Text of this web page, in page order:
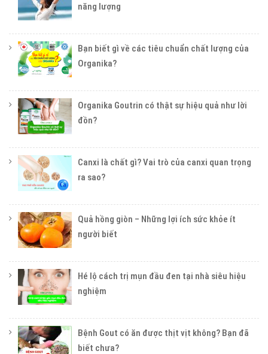
năng lượng
Bạn biết gì về các tiêu chuẩn chất lượng của
Organika?
Organika Goutrin có thật sự hiệu quả như lời
đồn?
Canxi là chất gì? Vai trò của canxi quan trọng
ra sao?
Quả hồng giòn – Những lợi ích sức khỏe ít
người biết
Hé lộ cách trị mụn đầu đen tại nhà siêu hiệu
nghiệm
Bệnh Gout có ăn được thịt vịt không? Bạn đã
biết chưa?